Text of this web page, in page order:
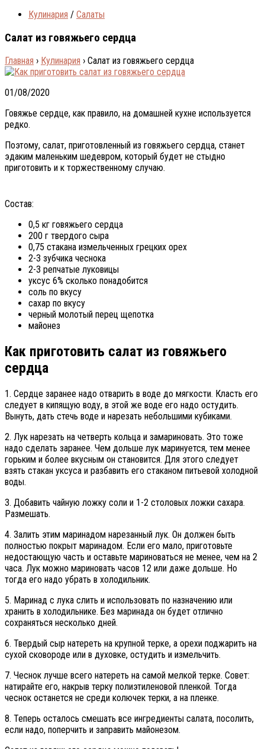
Кулинария / Салаты
Салат из говяжьего сердца
Главная › Кулинария › Салат из говяжьего сердца
01/08/2020
Говяжье сердце, как правило, на домашней кухне используется
редко.
Поэтому, салат, приготовленный из говяжьего сердца, станет
эдаким маленьким шедевром, который будет не стыдно
приготовить и к торжественному случаю.
Состав:
0,5 кг говяжьего сердца
200 г твердого сыра
0,75 стакана измельченных грецких орех
2-3 зубчика чеснока
2-3 репчатые луковицы
уксус 6% сколько понадобится
соль по вкусу
сахар по вкусу
черный молотый перец щепотка
майонез
Как приготовить салат из говяжьего
сердца
1. Сердце заранее надо отварить в воде до мягкости. Класть его
следует в кипящую воду, в этой же воде его надо остудить.
Вынуть, дать стечь воде и нарезать небольшими кубиками.
2. Лук нарезать на четверть кольца и замариновать. Это тоже
надо сделать заранее. Чем дольше лук маринуется, тем менее
горьким и более вкусным он становится. Для этого следует
взять стакан уксуса и разбавить его стаканом питьевой холодной
воды.
3. Добавить чайную ложку соли и 1-2 столовых ложки сахара.
Размешать.
4. Залить этим маринадом нарезанный лук. Он должен быть
полностью покрыт маринадом. Если его мало, приготовьте
недостающую часть и оставьте мариноваться не менее, чем на 2
часа. Лук можно мариновать часов 12 или даже дольше. Но
тогда его надо убрать в холодильник.
5. Маринад с лука слить и использовать по назначению или
хранить в холодильнике. Без маринада он будет отлично
сохраняться несколько дней.
6. Твердый сыр натереть на крупной терке, а орехи поджарить на
сухой сковороде или в духовке, остудить и измельчить.
7. Чеснок лучше всего натереть на самой мелкой терке. Совет:
натирайте его, накрыв терку полиэтиленовой пленкой. Тогда
чеснок останется не среди колючек терки, а на пленке.
8. Теперь осталось смешать все ингредиенты салата, посолить,
если надо, поперчить и заправить майонезом.